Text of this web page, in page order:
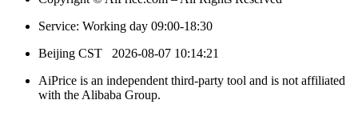
Service: Working day 09:00-18:30
Beijing CST 2026-08-07 10:14:21
AiPrice is an independent third-party tool and is not affiliated
with the Alibaba Group.